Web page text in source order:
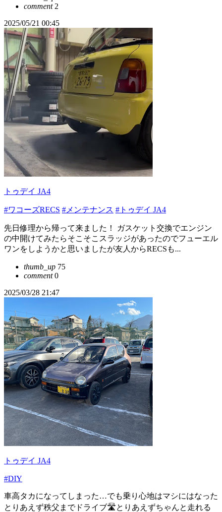
comment2
2025/05/21 00:45
トゥデイ JA4
#ワコーズRECS #メンテナンス #トゥデイ JA4
先日修理から帰って来ました！ ガスケット交換でエンジン
の中開けてみたらそこそこスラッジがあったのでフューエル
ワンをしようかと思いましたが友人からRECSも...
thumb_up 75
comment0
2025/03/28 21:47
トゥデイ JA4
#DIY
車高タカになってしまった…でも乗り心地はマシにはなった
とりあえず秩父までドライブ🛣️とりあえずちゃんと走れる